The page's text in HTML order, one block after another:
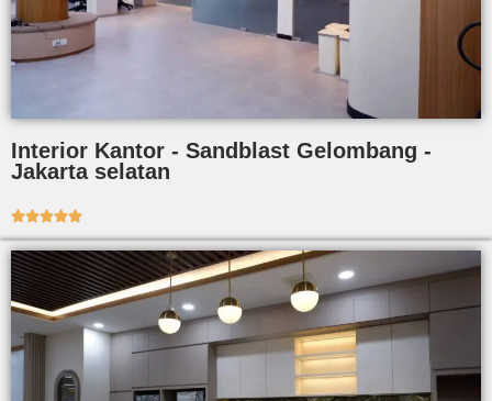
Interior Kantor - Sandblast Gelombang -
Jakarta selatan
